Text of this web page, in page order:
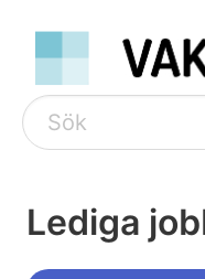
Lediga